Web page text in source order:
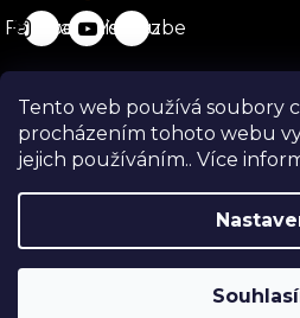
Tento web používá soubory
procházením tohoto webu
jejich používáním.. Více
Facebook
karavanista.cz
YouTube
Odstoupit od smlouvy
Karavanista.cz.